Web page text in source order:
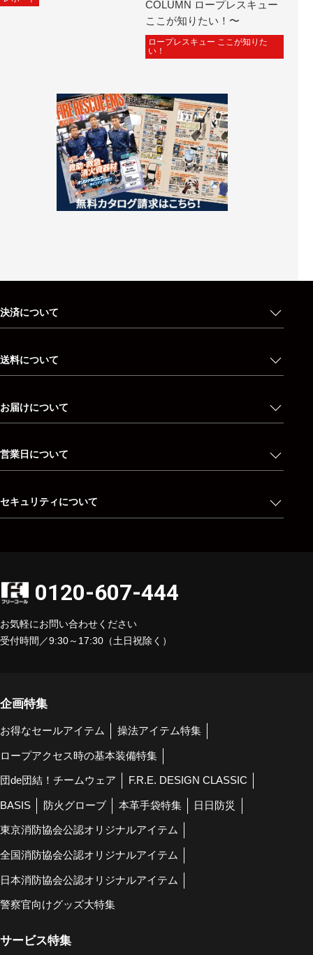
COLUMN ロープレスキュー
ここが知りたい！〜
ロープレスキュー ここが知りた
い！
決済について
送料について
お届けについて
営業日について
セキュリティについて
0120-607-444
お気軽にお問い合わせください
受付時間／9:30～17:30（土日祝除く）
企画特集
お得なセールアイテム 操法アイテム特集
ロープアクセス時の基本装備特集
団de団結！チームウェア F.R.E. DESIGN CLASSIC
BASIS 防火グローブ 本革手袋特集 日日防災
東京消防協会公認オリジナルアイテム
全国消防協会公認オリジナルアイテム
日本消防協会公認オリジナルアイテム
警察官向けグッズ大特集
サービス特集